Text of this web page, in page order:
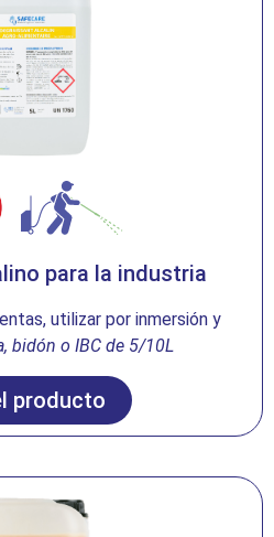
para la industria
utilizar por inmersión y
bidón o IBC de 5/10L
producto